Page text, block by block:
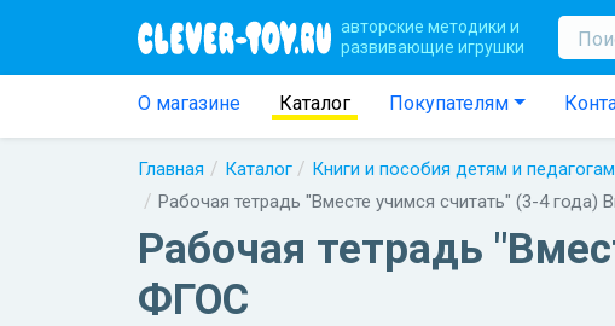
авторские методики и
развивающие игрушки
О магазине Каталог Покупателям
Главная Каталог Книги и пособия детям и педагогам
Рабочая тетрадь "Вместе учимся считать" (3-4 года)
Рабочая тетрадь
ФГОС